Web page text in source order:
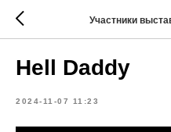
Участники
Hell Daddy
2024-11-07 11:23